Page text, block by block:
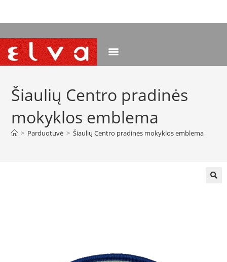
Šiaulių Centro pradinės
mokyklos emblema
> Parduotuvė > Šiaulių Centro pradinės mokyklos emblema